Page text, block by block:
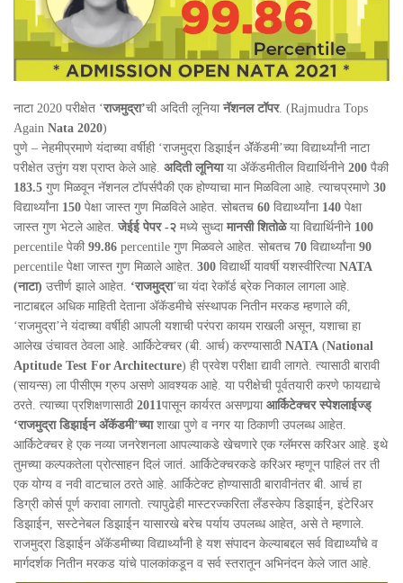
नाटा 2020 परीक्षेत ‘राजमुद्रा’ची अदिती लूनिया नॅशनल टॉपर. (Rajmudra Tops
Again Nata 2020)
पुणे – नेहमीप्रमाणे यंदाच्या वर्षीही ‘राजमुद्रा डिझाईन अ‍ॅॅकॅडमी’च्या विद्यार्थ्यांनी नाटा
परीक्षेत उत्तुंग यश प्राप्त केले आहे. अदिती लूनियाया अ‍ॅकॅडमीतील विद्यार्थिनीने 200 पैकी
183.5 गुण मिळवून नॅशनल टॉपर्सपैकी एक होण्याचा मान मिळविला आहे. त्याचप्रमाणे 30
विद्यार्थ्यांना 150 पेक्षा जास्त गुण मिळविले आहेत. सोबतच 60 विद्यार्थ्यांना 140 पेक्षा
जास्त गुण भेटले आहेत. जेईई पेपर -२ मध्ये सुध्दा मानसी शितोळेया विद्यार्थिनीने 100
percentile पेकी 99.86 percentile गुण मिळवले आहेत. सोबतच 70 विद्यार्थ्यांना 90
percentile पेक्षा जास्त गुण मिळाले आहेत. 300 विद्यार्थी यावर्षी यशस्वीरित्याNATA
(नाटा) उत्तीर्ण झाले आहेत. ‘राजमुद्रा’चा यंदा रेकॉर्ड ब्रेक निकाल लागला आहे.
नाटाबद्दल अधिक माहिती देताना अ‍ॅकॅडमीचे संस्थापक नितीन मरकड म्हणाले की,
‘राजमुद्रा’ने यंदाच्या वर्षीही आपली यशाची परंपरा कायम राखली असून, यशाचा हा
आलेख उंचावत ठेवला आहे. आर्किटेक्चर (बी. आर्च) करण्यासाठी NATA (National
Aptitude Test For Architecture) ही प्रवेश परीक्षा द्यावी लागते. त्यासाठी बारावी
(सायन्स) ला पीसीएम ग्रुप असणे आवश्यक आहे. या परीक्षेची पूर्वतयारी करणे फायद्याचे
ठरते. त्याच्या प्रशिक्षणासाठी2011पासून कार्यरत असणार्‍या आर्किटेक्चर स्पेशलाईज्ड्
‘राजमुद्रा डिझाईन अ‍ॅकॅडमी’च्याशाखा पुणे व नगर या ठिकाणी उपलब्ध आहेत.
आर्किटेक्चर हे एक नव्या जनरेशनला आपल्याकडे खेचणारे एक ग्लॅमरस करिअर आहे. इथे
तुमच्या कल्पकतेला प्रोत्साहन दिलं जातं. आर्किटेक्चरकडे करिअर म्हणून पाहिलं तर ती
एक योग्य व नवी वाटचाल ठरते आहे. आर्किटेक्ट होण्यासाठी बारावीनंतर बी. आर्च हा
डिग्री कोर्स पूर्ण करावा लागतो. त्यापुढेही मास्टरज्करिता लँडस्केप डिझाईन, इंटेरिअर
डिझाईन, सस्टेनेबल डिझाईन यासारखे बरेच पर्याय उपलब्ध आहेत, असे ते म्हणाले.
राजमुद्रा डिझाईन अ‍ॅकॅडमीच्या विद्यार्थ्यांनी हे यश संपादन केल्याबद्दल सर्व विद्यार्थ्यांचे व
मार्गदर्शक नितीन मरकड यांचे पालकांकडून व सर्व स्तरातून अभिनंदन केले जात आहे.